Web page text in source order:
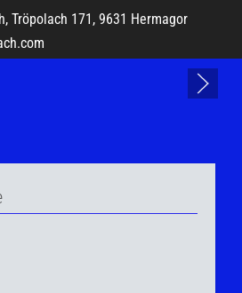
Tröpolach 171, 9631 Hermagor